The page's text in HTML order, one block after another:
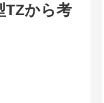
TZから考